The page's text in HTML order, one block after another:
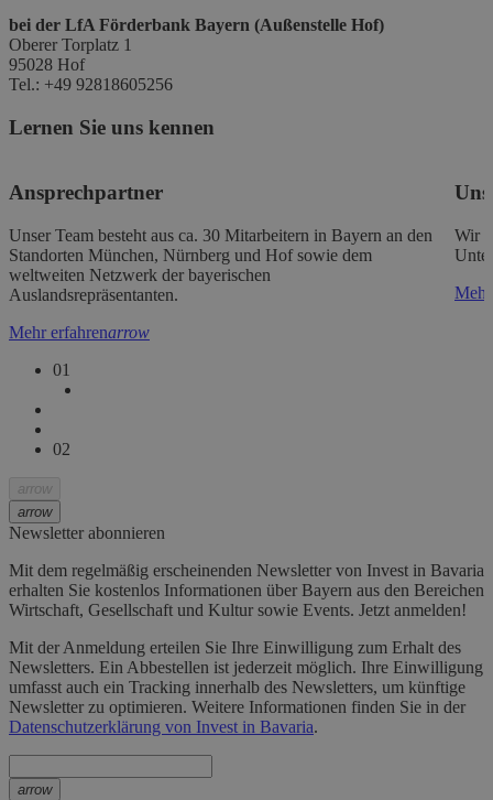
bei der LfA Förderbank Bayern (Außenstelle Hof)
Oberer Torplatz 1
95028 Hof
Tel.: +49 92818605256
Lernen Sie uns kennen
Ansprechpartner
Unser Team besteht aus ca. 30 Mitarbeitern in Bayern an den
Standorten München, Nürnberg und Hof sowie dem
weltweiten Netzwerk der bayerischen
Auslandsrepräsentanten.
Mehr erfahrenarrow
Wir
01
02
arrow
arrow
Newsletter abonnieren
Mit dem regelmäßig erscheinenden Newsletter von Invest in Bavaria
erhalten Sie kostenlos Informationen über Bayern aus den Bereichen
Wirtschaft, Gesellschaft und Kultur sowie Events. Jetzt anmelden!
Mit der Anmeldung erteilen Sie Ihre Einwilligung zum Erhalt des
Newsletters. Ein Abbestellen ist jederzeit möglich. Ihre Einwilligung
umfasst auch ein Tracking innerhalb des Newsletters, um künftige
Newsletter zu optimieren. Weitere Informationen finden Sie in der
Datenschutzerklärung von Invest in Bavaria.
arrow